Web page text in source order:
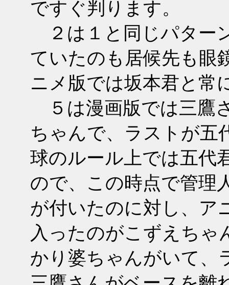
ですぐ判ります。
２は１と同じパター
ていたのも居候先も眼
ニメ版では坂本君と常
５は漫画版では三鷹
ちゃんで、ラストが五
球のルール上では五代
ので、この時点で管理
が付いたのに対し、ア
入ったのがこずえちゃ
かり婆ちゃんがいて、